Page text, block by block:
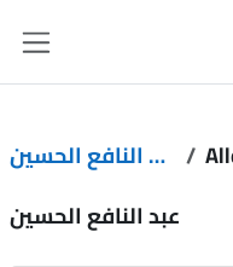
Website-Übersicht
عبد النافع الحسين
عبد النافع الحسين